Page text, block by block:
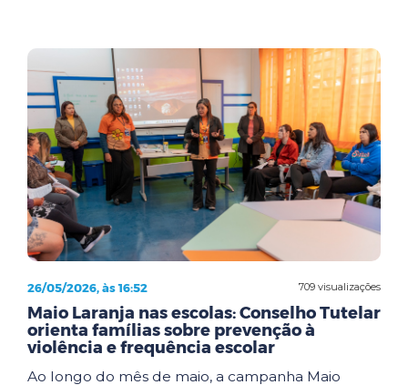
709 visualizações
26/05/2026, às 16:52
Maio Laranja nas escolas: Conselho Tutelar
orienta famílias sobre prevenção à
violência e frequência escolar
Ao longo do mês de maio, a campanha Maio